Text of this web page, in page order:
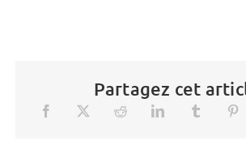
Partagez cet